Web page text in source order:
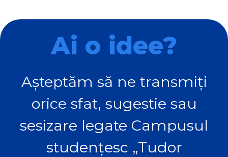
Ai o idee?
Așteptăm să ne transmiți
orice sfat, sugestie sau
sesizare legate Campusul
studențesc „Tudor